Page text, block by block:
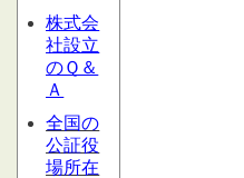
株式会
社設立
のＱ＆
Ａ
全国の
公証役
場所在